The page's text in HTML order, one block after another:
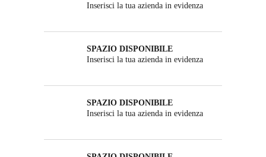
Inserisci la tua azienda in evidenza
SPAZIO DISPONIBILE
Inserisci la tua azienda in evidenza
SPAZIO DISPONIBILE
Inserisci la tua azienda in evidenza